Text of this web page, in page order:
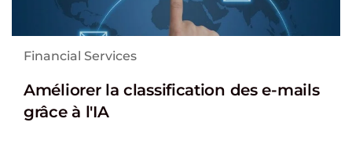
Financial Services
Améliorer la classification des e-mails
grâce à l'IA